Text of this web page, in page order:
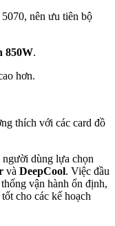
nên ưu tiên bộ
850W.
hơn.
thích với các card đồ
dùng lựa chọn
và DeepCool. Việc đầu
vận hành ổn định,
cho các kế hoạch